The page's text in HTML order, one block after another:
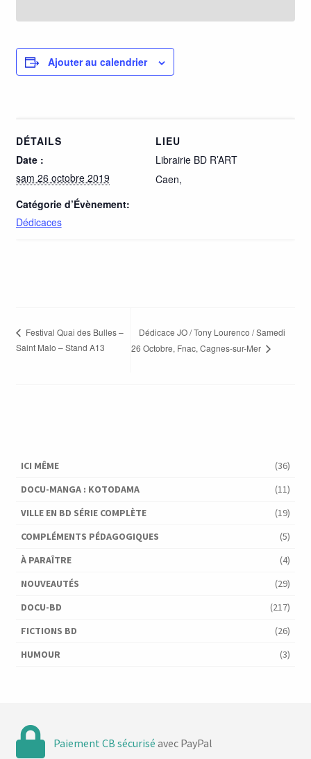
Ajouter au calendrier
DÉTAILS
Date :
sam 26 octobre 2019
Catégorie d’Évènement:
Dédicaces
LIEU
Librairie BD R’ART
Caen,
Festival Quai des Bulles –
Saint Malo – Stand A13
Dédicace JO / Tony Lourenco / Samedi
26 Octobre, Fnac, Cagnes-sur-Mer
ICI MÊME
(36)
DOCU-MANGA : KOTODAMA
(11)
VILLE EN BD SÉRIE COMPLÈTE
(19)
COMPLÉMENTS PÉDAGOGIQUES
(5)
À PARAÎTRE
(4)
NOUVEAUTÉS
(29)
DOCU-BD
(217)
FICTIONS BD
(26)
HUMOUR
(3)
Paiement CB sécurisé avec PayPal